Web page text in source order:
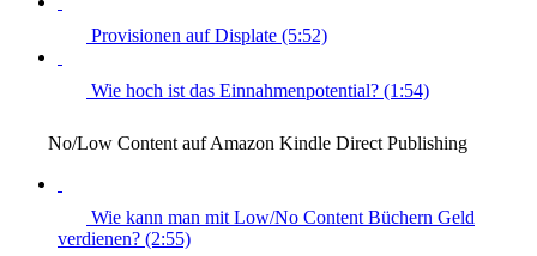
Provisionen auf Displate (5:52)
Wie hoch ist das Einnahmenpotential? (1:54)
No/Low Content auf Amazon Kindle Direct Publishing
Wie kann man mit Low/No Content Büchern Geld
verdienen? (2:55)